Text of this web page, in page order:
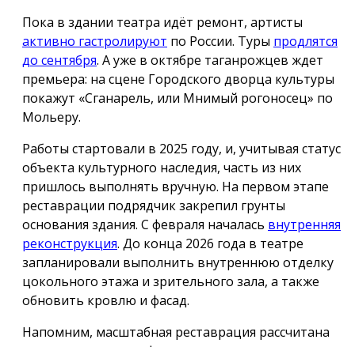
Пока в здании театра идёт ремонт, артисты
активно гастролируют по России. Туры продлятся
до сентября. А уже в октябре таганрожцев ждет
премьера: на сцене Городского дворца культуры
покажут «Сганарель, или Мнимый рогоносец» по
Мольеру.
Работы стартовали в 2025 году, и, учитывая статус
объекта культурного наследия, часть из них
пришлось выполнять вручную. На первом этапе
реставрации подрядчик закрепил грунты
основания здания. С февраля началась внутренняя
реконструкция. До конца 2026 года в театре
запланировали выполнить внутреннюю отделку
цокольного этажа и зрительного зала, а также
обновить кровлю и фасад.
Напомним, масштабная реставрация рассчитана